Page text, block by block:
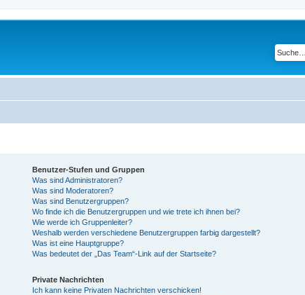
Benutzer-Stufen und Gruppen
Was sind Administratoren?
Was sind Moderatoren?
Was sind Benutzergruppen?
Wo finde ich die Benutzergruppen und wie trete ich ihnen bei?
Wie werde ich Gruppenleiter?
Weshalb werden verschiedene Benutzergruppen farbig dargestellt?
Was ist eine Hauptgruppe?
Was bedeutet der „Das Team“-Link auf der Startseite?
Private Nachrichten
Ich kann keine Privaten Nachrichten verschicken!